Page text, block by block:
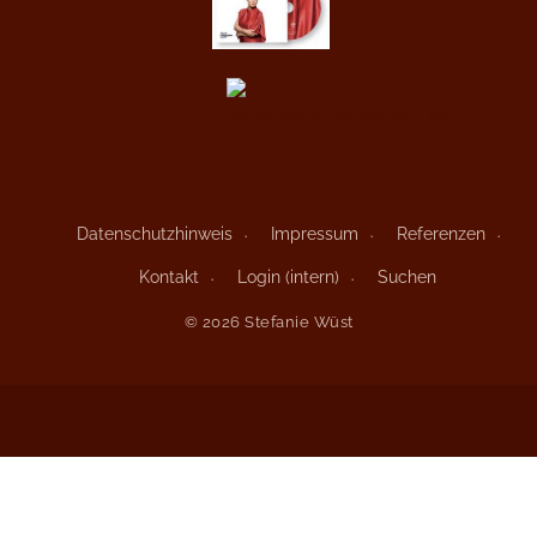
Datenschutzhinweis Impressum Referenzen
Kontakt Login (intern) Suchen
© 2026 Stefanie Wüst